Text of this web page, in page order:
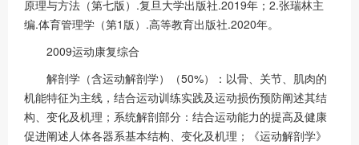
原理与方法（第七版）.复旦大学出版社.2019年；2.张瑞林主
编.体育管理学（第1版）.高等教育出版社.2020年。
2009运动康复综合
解剖学（含运动解剖学）（50%）：以骨、关节、肌肉的
机能特征为主线，结合运动训练实践及运动损伤预防阐述其结
构、变化及机理；系统解剖部分：结合运动能力的提高及健康
促进阐述人体各器系基本结构、变化及机理；《运动解剖学》